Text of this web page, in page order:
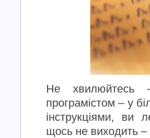
Не хвилюйтесь
програмістом – у
інструкціями, ви
щось не виходить –